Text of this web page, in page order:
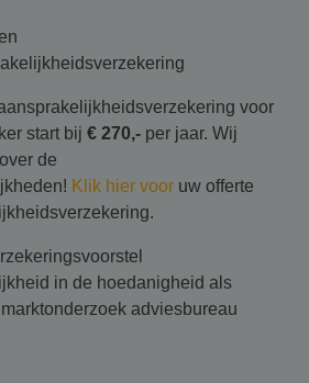
voor
start bij € 270,- per jaar. Wij
de
Klik hier voor uw offerte
in de hoedanigheid als
adviesbureau